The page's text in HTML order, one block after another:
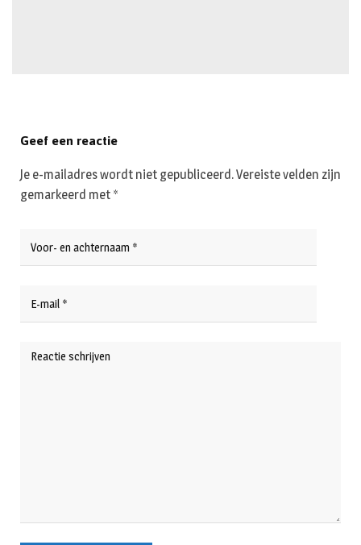
Geef een reactie
Je e-mailadres wordt niet gepubliceerd.Vereiste velden zijn
gemarkeerd met *